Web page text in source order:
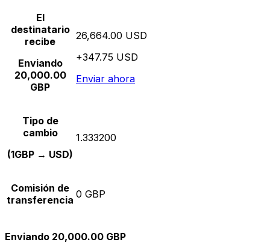
El
destinatario
recibe
Enviando
20,000.00
GBP
26,664.00 USD
+347.75 USD
Enviar ahora
Tipo de
cambio
(1GBP → USD)
1.333200
Comisión de
transferencia 0 GBP
Enviando 20,000.00 GBP